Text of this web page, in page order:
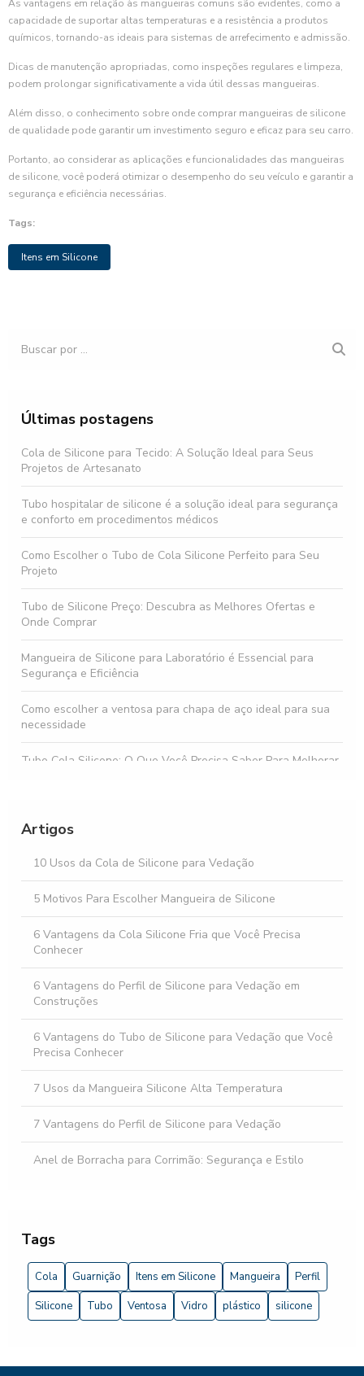
As vantagens em relação às mangueiras comuns são evidentes, como a
capacidade de suportar altas temperaturas e a resistência a produtos
químicos, tornando-as ideais para sistemas de arrefecimento e admissão.
Dicas de manutenção apropriadas, como inspeções regulares e limpeza,
podem prolongar significativamente a vida útil dessas mangueiras.
Além disso, o conhecimento sobre onde comprar mangueiras de silicone
de qualidade pode garantir um investimento seguro e eficaz para seu carro.
Portanto, ao considerar as aplicações e funcionalidades das mangueiras
de silicone, você poderá otimizar o desempenho do seu veículo e garantir a
segurança e eficiência necessárias.
Tags:
Itens em Silicone
Últimas postagens
Cola de Silicone para Tecido: A Solução Ideal para Seus
Projetos de Artesanato
Tubo hospitalar de silicone é a solução ideal para segurança
e conforto em procedimentos médicos
Como Escolher o Tubo de Cola Silicone Perfeito para Seu
Projeto
Tubo de Silicone Preço: Descubra as Melhores Ofertas e
Onde Comprar
Mangueira de Silicone para Laboratório é Essencial para
Segurança e Eficiência
Como escolher a ventosa para chapa de aço ideal para sua
necessidade
Tubo Cola Silicone: O Que Você Precisa Saber Para Melhorar
e conforto em sua varanda
Perfil de silicone para vidro temperado é a solução ideal para
vedação e proteção em projetos de construção
Descubra o Preço de Tubo de Silicone e Como Escolher o
Ideal
Artigos
10 Usos da Cola de Silicone para Vedação
5 Motivos Para Escolher Mangueira de Silicone
6 Vantagens da Cola Silicone Fria que Você Precisa
Conhecer
6 Vantagens do Perfil de Silicone para Vedação em
Construções
6 Vantagens do Tubo de Silicone para Vedação que Você
Precisa Conhecer
7 Usos da Mangueira Silicone Alta Temperatura
7 Vantagens do Perfil de Silicone para Vedação
Anel de Borracha para Corrimão: Segurança e Estilo
Anel O-Ring para Alta Temperatura: Guia Completo para
Escolha e Aplicações
Aprenda como utilizar a cola de silicone para vedação de
Artefatos de Silicone Transformam o Mercado de
Tags
Cola Guarnição Itens em Silicone Mangueira
Perfil
Silicone
Tubo Ventosa Vidro plástico silicone